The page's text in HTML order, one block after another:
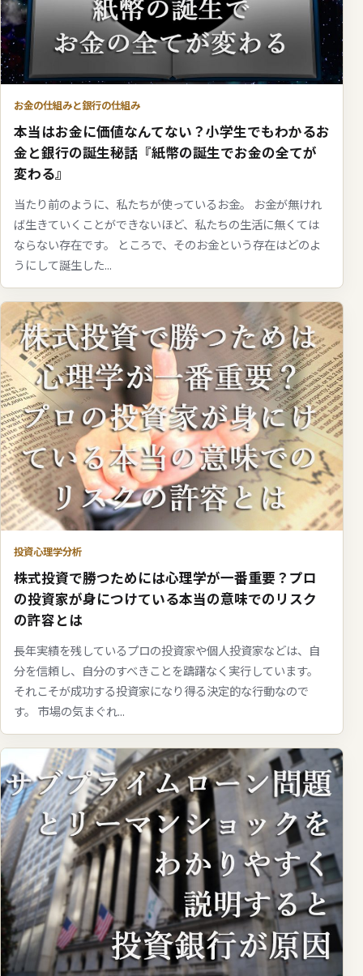
お金の仕組みと銀行の仕組み
本当はお金に価値なんてない？小学生でもわかるお
金と銀行の誕生秘話『紙幣の誕生でお金の全てが
変わる』
当たり前のように、私たちが使っているお金。 お金が無けれ
ば生きていくことができないほど、私たちの生活に無くては
ならない存在です。 ところで、そのお金という存在はどのよ
うにして誕生した...
投資心理学分析
株式投資で勝つためには心理学が一番重要？プロ
の投資家が身につけている本当の意味でのリスク
の許容とは
長年実績を残しているプロの投資家や個人投資家などは、自
分を信頼し、自分のすべきことを躊躇なく実行しています。
それこそが成功する投資家になり得る決定的な行動なので
す。 市場の気まぐれ...